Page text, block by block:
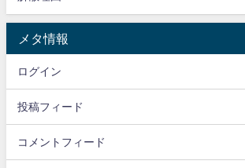
メタ情報
ログイン
投稿フィード
コメントフィード